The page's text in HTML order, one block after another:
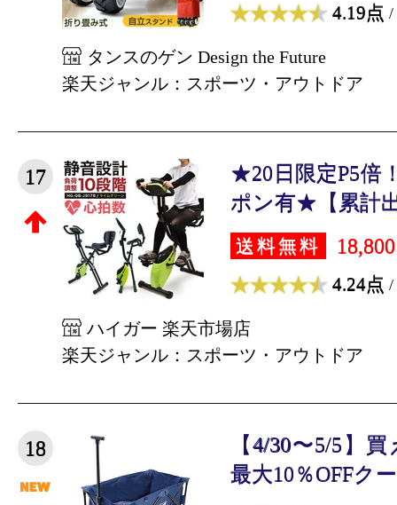
4.19点 /
タンスのゲン Design the Future
楽天ジャンル：スポーツ・アウトドア
17
★20日限定P5倍
ポン有★【累計
送料無料
4.24点 /
ハイガー 楽天市場店
楽天ジャンル：スポーツ・アウトドア
18
【4/30〜5/5】
最大10％OFFク